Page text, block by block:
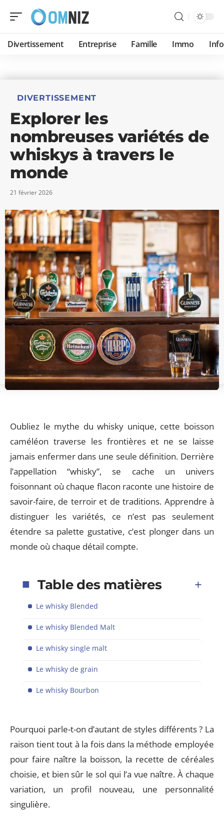
Divertissement Entreprise Famille Immo
DIVERTISSEMENT
Explorer les
nombreuses variétés de
whiskys à travers le
monde
21 février 2026
Oubliez le mythe du whisky unique, cette boisson
caméléon traverse les frontières et ne se laisse
jamais enfermer dans une seule définition. Derrière
l’appellation “whisky”, se cache un univers
foisonnant où chaque flacon raconte une histoire de
savoir-faire, de terroir et de traditions. Apprendre à
distinguer les variétés, ce n’est pas seulement
étendre sa palette gustative, c’est plonger dans un
monde où chaque détail compte.
Table des matières
Le whisky Blended
Le whisky Blended Malt
Le whisky single malt
Le whisky de grain
Le whisky Bourbon
Pourquoi parle-t-on d’autant de styles différents ? La
raison tient tout à la fois dans la méthode employée
pour faire naître la boisson, la recette de céréales
choisie, et bien sûr le sol qui l’a vue naître. À chaque
variation, un profil nouveau, une personnalité
singulière.